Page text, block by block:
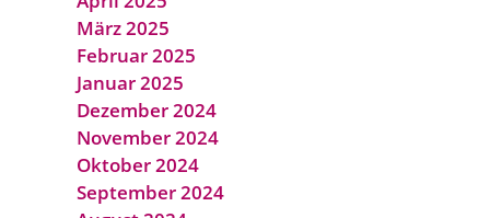
März 2025
Februar 2025
Januar 2025
Dezember 2024
November 2024
Oktober 2024
September 2024